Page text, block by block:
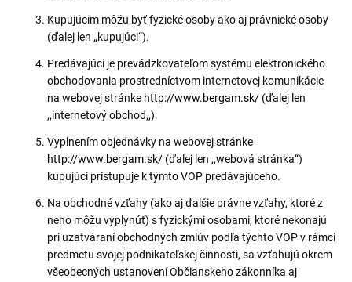
Kupujúcim môžu byť fyzické osoby ako aj právnické osoby
(ďalej len „kupujúci“).
Predávajúci je prevádzkovateľom systému elektronického
obchodovania prostredníctvom internetovej komunikácie
na webovej stránke http://www.bergam.sk/ (ďalej len
,,internetový obchod,,).
Vyplnením objednávky na webovej stránke
http://www.bergam.sk/ (ďalej len ,,webová stránka“)
kupujúci pristupuje k týmto VOP predávajúceho.
Na obchodné vzťahy (ako aj ďalšie právne vzťahy, ktoré z
neho môžu vyplynúť) s fyzickými osobami, ktoré nekonajú
pri uzatváraní obchodných zmlúv podľa týchto VOP v rámci
predmetu svojej podnikateľskej činnosti, sa vzťahujú okrem
všeobecných ustanovení Občianskeho zákonníka aj